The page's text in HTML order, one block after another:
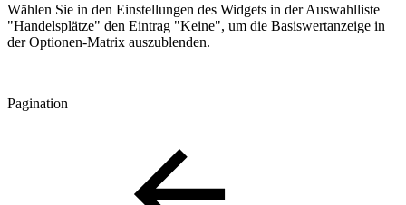
Wählen Sie in den Einstellungen des Widgets in der Auswahlliste
"Handelsplätze" den Eintrag "Keine", um die Basiswertanzeige in
der Optionen-Matrix auszublenden.
Pagination